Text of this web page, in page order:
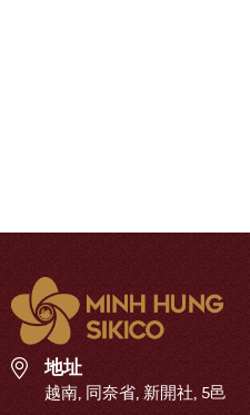
地址
越南, 同奈省, 新開社, 5邑